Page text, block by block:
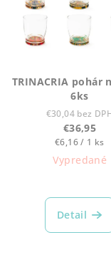
TRINACRIA pohár
6ks
€30,04 bez
€36,95
Jednotková
cena:
€6,16 / 1 ks
Vypredané
Detail